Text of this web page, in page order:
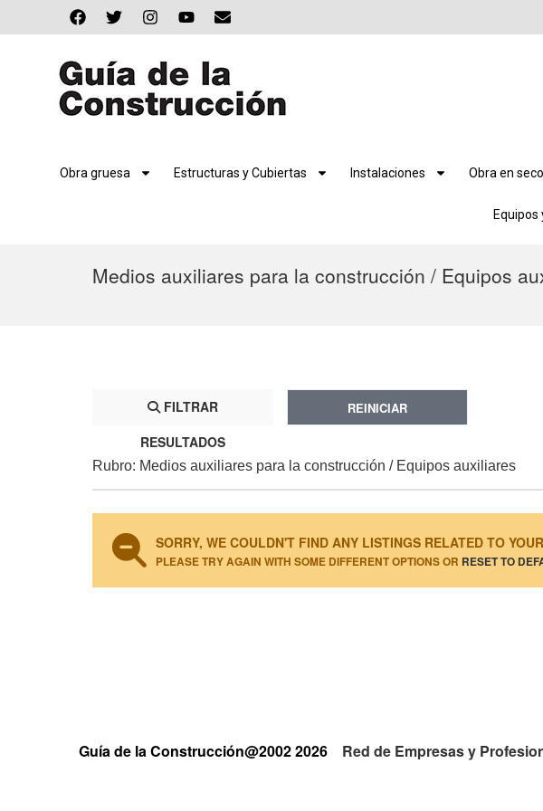
Obra gruesa Estructuras y Cubiertas Instalaciones Obra en seco
Equipos
Medios auxiliares para la construcción / Equipos
FILTRAR
RESULTADOS
REINICIAR
Rubro: Medios auxiliares para la construcción / Equipos auxiliares
SORRY, WE COULDN'T FIND ANY LISTINGS RELATED TO
PLEASE TRY AGAIN WITH SOME DIFFERENT OPTIONS OR RESET TO
Guía de la Construcción@2002 2026 Red de Empresas y